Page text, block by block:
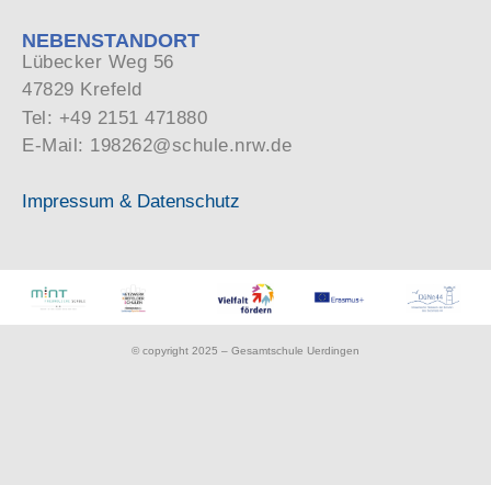
NEBENSTANDORT
Lübecker Weg 56
47829 Krefeld
Tel: +49 2151 471880
E-Mail: 198262@schule.nrw.de
Impressum & Datenschutz
© copyright 2025 – Gesamtschule Uerdingen